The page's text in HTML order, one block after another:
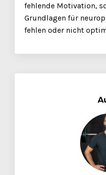
fehlende Motivation,
Grundlagen für
fehlen oder nicht